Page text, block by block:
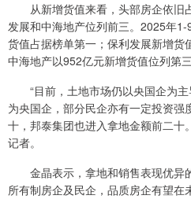
从新增货值来看，头部房企依旧
发展和中海地产位列前三。2025年
货值占据榜单第一；保利发展新增货
中海地产以952亿元新增货值位列第三
“目前，土地市场仍以央国企为主
为央国企，部分民企亦有一定投资
十，邦泰集团也进入拿地金额前二十
记者。
金晶表示，拿地和销售表现优异
所有制房企及民企，品质房企有望在